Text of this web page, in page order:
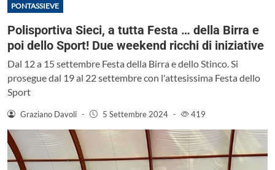
PONTASSIEVE
Polisportiva Sieci, a tutta Festa … della Birra e
poi dello Sport! Due weekend ricchi di iniziative
Dal 12 a 15 settembre Festa della Birra e dello Stinco. Si
prosegue dal 19 al 22 settembre con l'attesissima Festa dello
Sport
Graziano Davoli - 5 Settembre 2024 - 419